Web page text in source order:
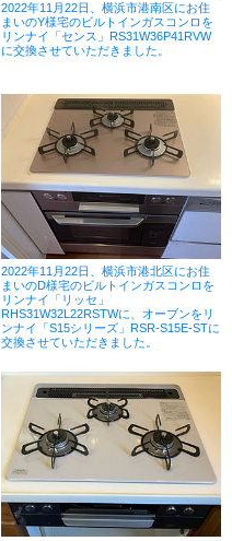
2022年11月22日、横浜市港南区にお住
まいのY様宅のビルトインガスコンロを
リンナイ「センス」RS31W36P41RVW
に交換させていただきました。
2022年11月22日、横浜市港北区にお住
まいのD様宅のビルトインガスコンロを
リンナイ「リッセ」
RHS31W32L22RSTWに、オーブンをリ
ンナイ「S15シリーズ」RSR-S15E-STに
交換させていただきました。